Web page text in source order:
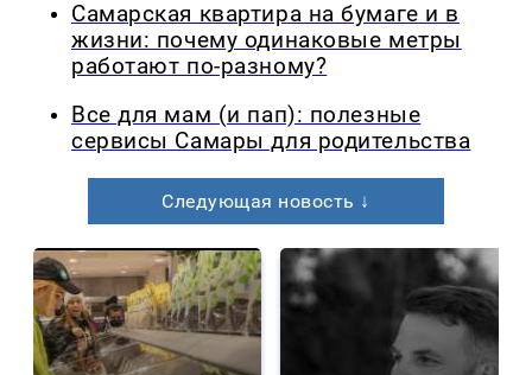
Самарская квартира на бумаге и в
жизни: почему одинаковые метры
работают по-разному?
Все для мам (и пап): полезные
сервисы Самары для родительства
Следующая новость ↓